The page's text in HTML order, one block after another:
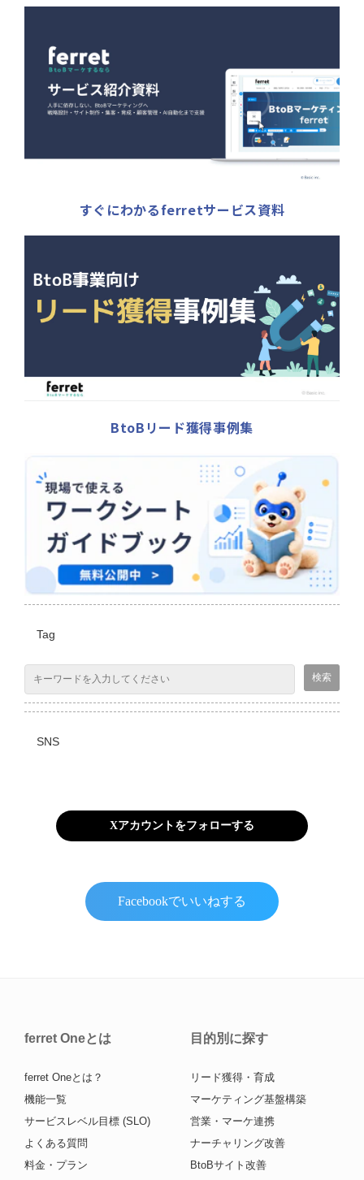
すぐにわかるferretサービス資料
BtoBリード獲得事例集
Tag
SNS
Xアカウントをフォローする
Facebookでいいねする
ferret Oneとは
ferret Oneとは？
機能一覧
サービスレベル目標 (SLO)
よくある質問
料金・プラン
目的別に探す
リード獲得・育成
マーケティング基盤構築
営業・マーケ連携
ナーチャリング改善
BtoBサイト改善